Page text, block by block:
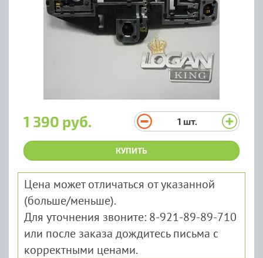
1 390 руб. 1 шт.
КУПИТЬ
Цена может отличаться от указанной
(больше/меньше).
Для уточнения звоните: 8-921-89-89-710
или после заказа дождитесь письма с
корректными ценами.